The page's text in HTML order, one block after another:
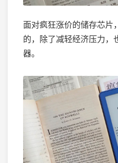
面对疯狂涨价的储存芯片
的，除了减轻经济压力，
器。